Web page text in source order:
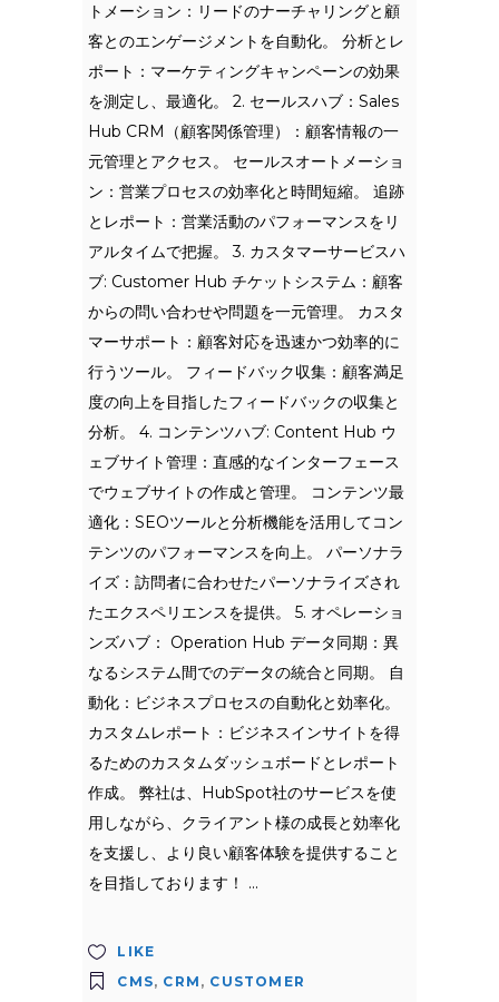
トメーション：リードのナーチャリングと顧
客とのエンゲージメントを自動化。 分析とレ
ポート：マーケティングキャンペーンの効果
を測定し、最適化。 2. セールスハブ：Sales
Hub CRM（顧客関係管理）：顧客情報の一
元管理とアクセス。 セールスオートメーショ
ン：営業プロセスの効率化と時間短縮。 追跡
とレポート：営業活動のパフォーマンスをリ
アルタイムで把握。 3. カスタマーサービスハ
ブ: Customer Hub チケットシステム：顧客
からの問い合わせや問題を一元管理。 カスタ
マーサポート：顧客対応を迅速かつ効率的に
行うツール。 フィードバック収集：顧客満足
度の向上を目指したフィードバックの収集と
分析。 4. コンテンツハブ: Content Hub ウ
ェブサイト管理：直感的なインターフェース
でウェブサイトの作成と管理。 コンテンツ最
適化：SEOツールと分析機能を活用してコン
テンツのパフォーマンスを向上。 パーソナラ
イズ：訪問者に合わせたパーソナライズされ
たエクスペリエンスを提供。 5. オペレーショ
ンズハブ： Operation Hub データ同期：異
なるシステム間でのデータの統合と同期。 自
動化：ビジネスプロセスの自動化と効率化。
カスタムレポート：ビジネスインサイトを得
るためのカスタムダッシュボードとレポート
作成。 弊社は、HubSpot社のサービスを使
用しながら、クライアント様の成長と効率化
を支援し、より良い顧客体験を提供すること
を目指しております！
LIKE
CMS, CRM , CUSTOMER